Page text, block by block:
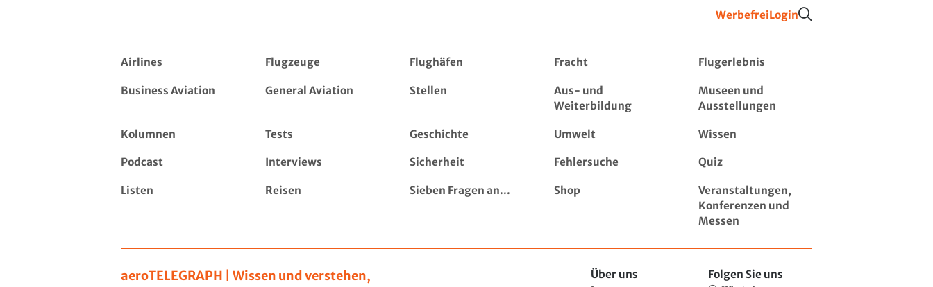
WerbefreiLogin
Airlines Flugzeuge Flughäfen Fracht Flugerlebnis
Business Aviation General Aviation Stellen
Aus- und
Weiterbildung
Museen und
Ausstellungen
Kolumnen Tests Geschichte Umwelt Wissen
Podcast Interviews Sicherheit Fehlersuche Quiz
Listen Reisen Sieben Fragen an... Shop
Veranstaltungen,
Konferenzen und
Messen
aeroTELEGRAPH | Wissen und verstehen,
Über uns Folgen Sie uns